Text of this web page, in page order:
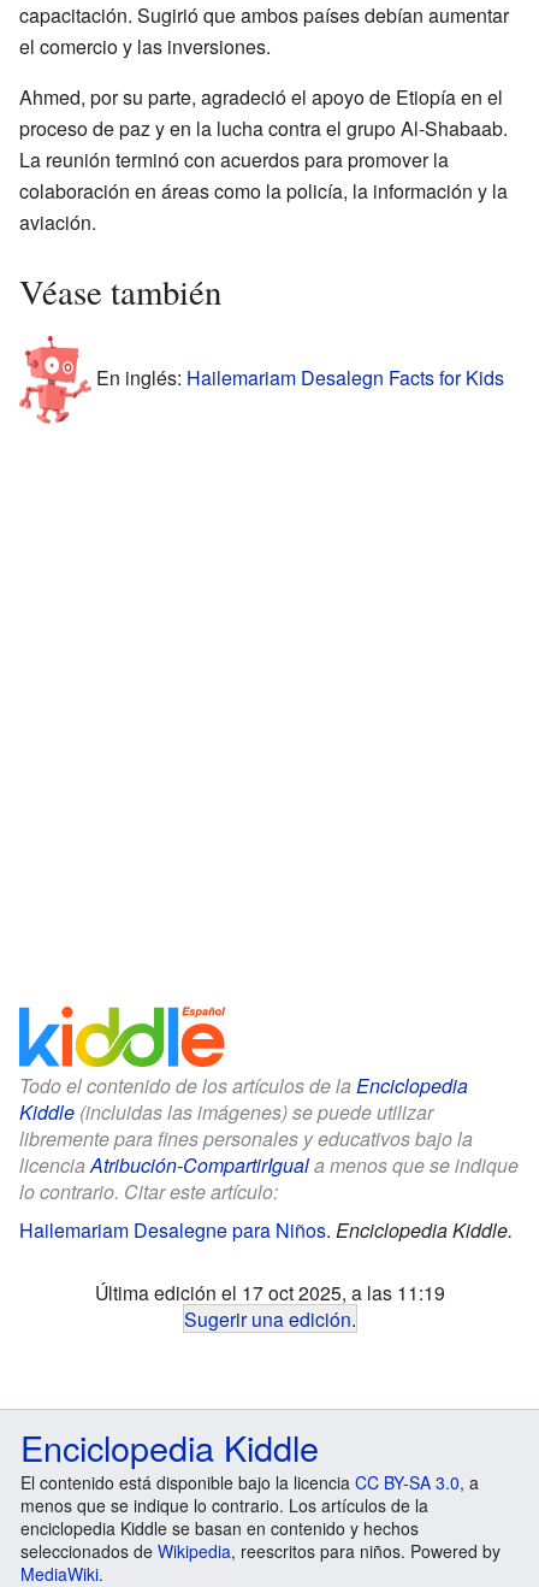
capacitación. Sugirió que ambos países debían aumentar
el comercio y las inversiones.
Ahmed, por su parte, agradeció el apoyo de Etiopía en el
proceso de paz y en la lucha contra el grupo Al-Shabaab.
La reunión terminó con acuerdos para promover la
colaboración en áreas como la policía, la información y la
aviación.
Véase también
En inglés: Hailemariam Desalegn Facts for Kids
Todo el contenido de los artículos de la Enciclopedia
Kiddle (incluidas las imágenes) se puede utilizar
libremente para fines personales y educativos bajo la
licenciaAtribución-CompartirIguala menos que se indique
lo contrario. Citar este artículo:
Hailemariam Desalegne para Niños. Enciclopedia Kiddle.
Última edición el 17 oct 2025, a las 11:19
Sugerir una edición.
Enciclopedia Kiddle
El contenido está disponible bajo la licencia CC BY-SA 3.0, a
menos que se indique lo contrario. Los artículos de la
enciclopedia Kiddle se basan en contenido y hechos
seleccionados de Wikipedia, reescritos para niños. Powered by
MediaWiki.